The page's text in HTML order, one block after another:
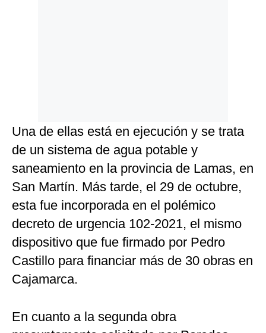
Una de ellas está en ejecución y se trata
de un sistema de agua potable y
saneamiento en la provincia de Lamas, en
San Martín. Más tarde, el 29 de octubre,
esta fue incorporada en el polémico
decreto de urgencia 102-2021, el mismo
dispositivo que fue firmado por Pedro
Castillo para financiar más de 30 obras en
Cajamarca.
En cuanto a la segunda obra